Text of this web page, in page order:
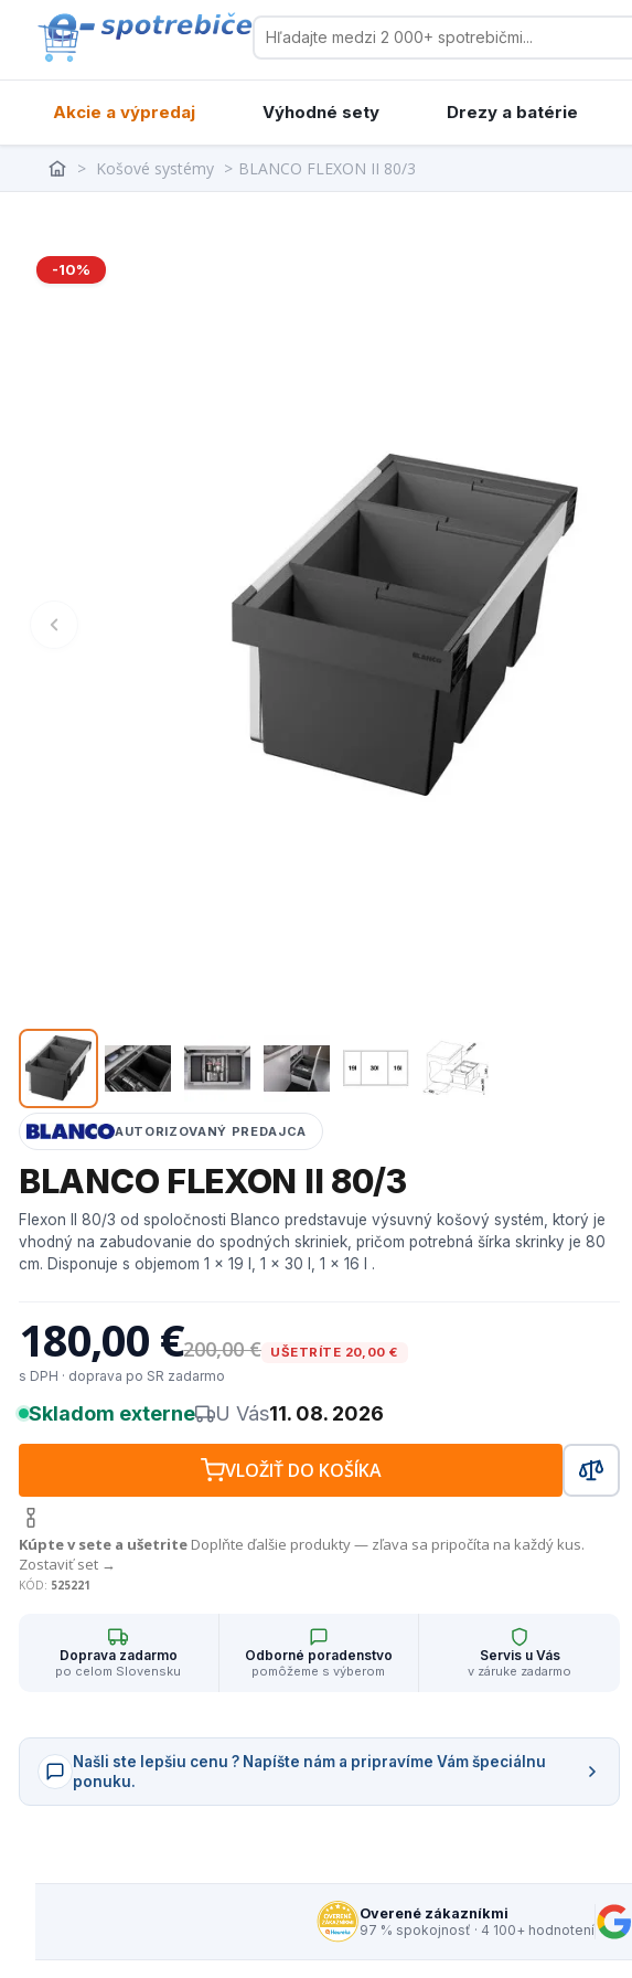
Akcie a výpredaj Výhodné sety Drezy a batérie
> Košové systémy > BLANCO FLEXON II 80/3
-10%
AUTORIZOVANÝ PREDAJCA
BLANCO FLEXON II 80/3
Flexon II 80/3 od spoločnosti Blanco predstavuje výsuvný košový systém, ktorý je
vhodný na zabudovanie do spodných skriniek, pričom potrebná šírka skrinky je 80
cm. Disponuje s objemom 1 x 19 l, 1 x 30 l, 1 x 16 l .
180,00 €200,00 € UŠETRÍTE 20,00 €
s DPH · doprava po SR zadarmo
Skladom externe U Vás11. 08. 2026
VLOŽIŤ DO KOŠÍKA
Kúpte v sete a ušetrite Doplňte ďalšie produkty — zľava sa pripočíta na každý kus.
Zostaviť set →
KÓD: 525221
Doprava zadarmo
po celom Slovensku
Odborné poradenstvo
pomôžeme s výberom
Servis u Vás
v záruke zadarmo
Našli ste lepšiu cenu ? Napíšte nám a pripravíme Vám špeciálnu
ponuku.
Overené zákazníkmi
97 % spokojnosť · 4 100+ hodnotení